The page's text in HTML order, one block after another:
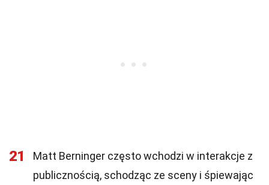
21
Matt Berninger często wchodzi w interakcje z
publicznością, schodząc ze sceny i śpiewając